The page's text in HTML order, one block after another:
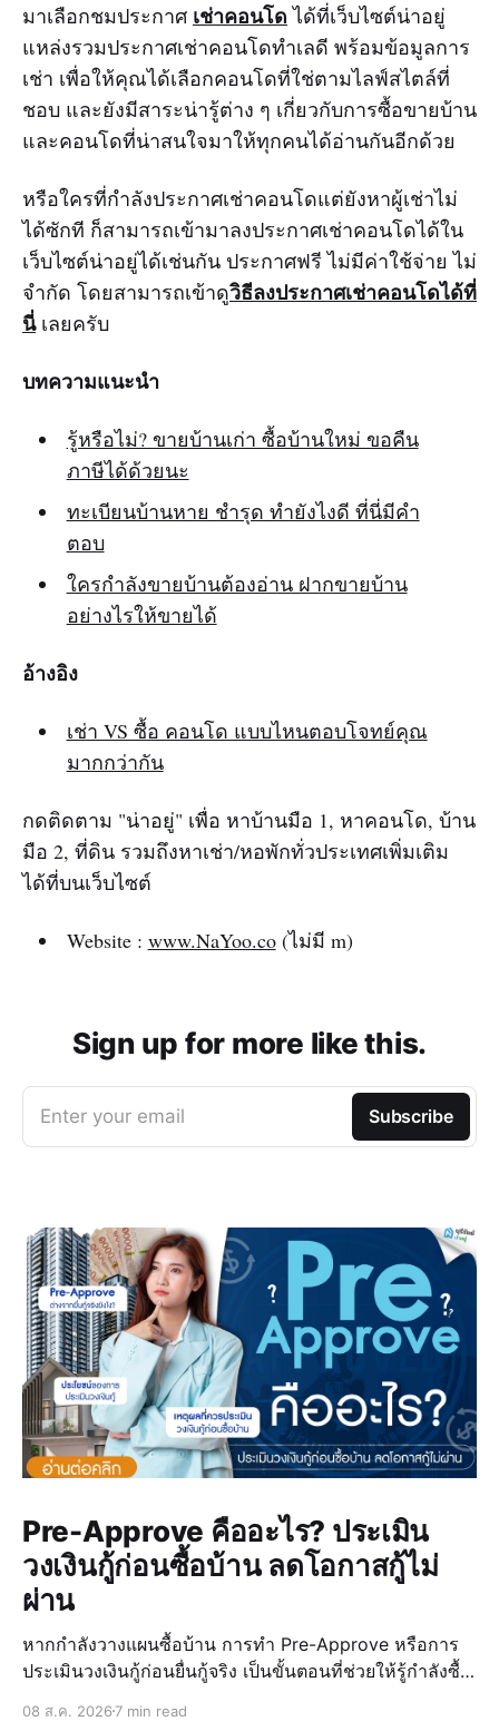
มาเลือกชมประกาศ เช่าคอนโด ได้ที่เว็บไซต์น่าอยู่
แหล่งรวมประกาศเช่าคอนโดทำเลดี พร้อมข้อมูลการ
เช่า เพื่อให้คุณได้เลือกคอนโดที่ใช่ตามไลฟ์สไตล์ที่
ชอบ และยังมีสาระน่ารู้ต่าง ๆ เกี่ยวกับการซื้อขายบ้าน
และคอนโดที่น่าสนใจมาให้ทุกคนได้อ่านกันอีกด้วย
หรือใครที่กำลังประกาศเช่าคอนโดแต่ยังหาผู้เช่าไม่
ได้ซักที ก็สามารถเข้ามาลงประกาศเช่าคอนโดได้ใน
เว็บไซต์น่าอยู่ได้เช่นกัน ประกาศฟรี ไม่มีค่าใช้จ่าย ไม่
จำกัด โดยสามารถเข้าดูวิธีลงประกาศเช่าคอนโดได้ที่
นี่ เลยครับ
บทความแนะนำ
รู้หรือไม่? ขายบ้านเก่า ซื้อบ้านใหม่ ขอคืน
ภาษีได้ด้วยนะ
ทะเบียนบ้านหาย ชำรุด ทำยังไงดี ที่นี่มีคำ
ตอบ
ใครกำลังขายบ้านต้องอ่าน ฝากขายบ้าน
อย่างไรให้ขายได้
อ้างอิง
เช่า VS ซื้อ คอนโด แบบไหนตอบโจทย์คุณ
มากกว่ากัน
กดติดตาม "น่าอยู่" เพื่อ หาบ้านมือ 1, หาคอนโด, บ้าน
มือ 2, ที่ดิน รวมถึงหาเช่า/หอพักทั่วประเทศเพิ่มเติม
ได้ที่บนเว็บไซต์
Website : www.NaYoo.co(ไม่มี m)‌‌
Sign up for more like this.
Enter your email Subscribe
Pre-Approve คืออะไร? ประเมิน
วงเงินกู้ก่อนซื้อบ้าน ลดโอกาสกู้ไม่
ผ่าน
หากกำลังวางแผนซื้อบ้าน การทำ Pre-Approve หรือการ
ประเมินวงเงินกู้ก่อนยื่นกู้จริง เป็นขั้นตอนที่ช่วยให้รู้กำลังซื้อ
ในการกู้ไม่ผ่านเมื่อเจอบ้านที่ถูกใจ การรู้วงเงินล่วงหน้ายัง
08 ส.ค. 2026 7 min read